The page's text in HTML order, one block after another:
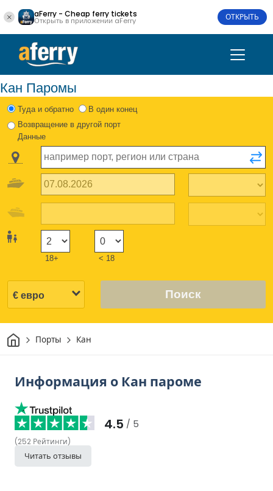
aFerry - Cheap ferry tickets
Открыть в приложении aFerry ОТКРЫТЬ
Кан Паромы
Туда и обратно
В один конец
Возвращение в другой порт
Данные
18+ < 18
Поиск
ДомПорты Кан
Информация о Кан пароме
4.5 / 5
(252 Рейтинги)
Читать отзывы